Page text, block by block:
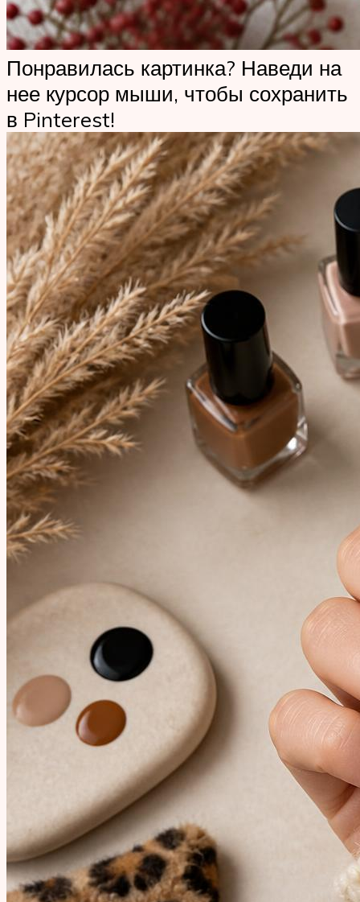
Понравилась картинка? Наведи на
нее курсор мыши, чтобы сохранить
в Pinterest!